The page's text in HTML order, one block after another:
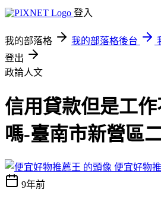
登入
我的部落格 我的部落格後台
登出
政論人文
信用貸款但是工
嗎-臺南市新營區
便宜好物
9年前